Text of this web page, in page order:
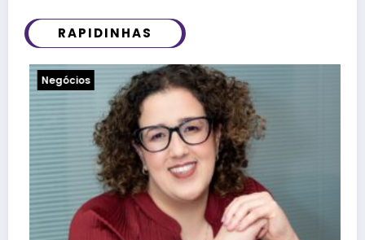
RAPIDINHAS
Notícias